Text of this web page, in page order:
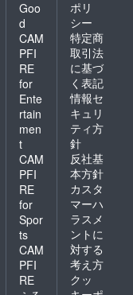
Goo
d
CAM
PFI
RE
for
Ente
rtain
men
t
CAM
PFI
RE
for
Spor
ts
CAM
PFI
RE
ポリ
シー
特定商
取引法
に基づ
く表記
情報セ
キュリ
ティ方
針
反社基
本方針
カスタ
マーハ
ラスメ
ントに
対する
考え方
クッ